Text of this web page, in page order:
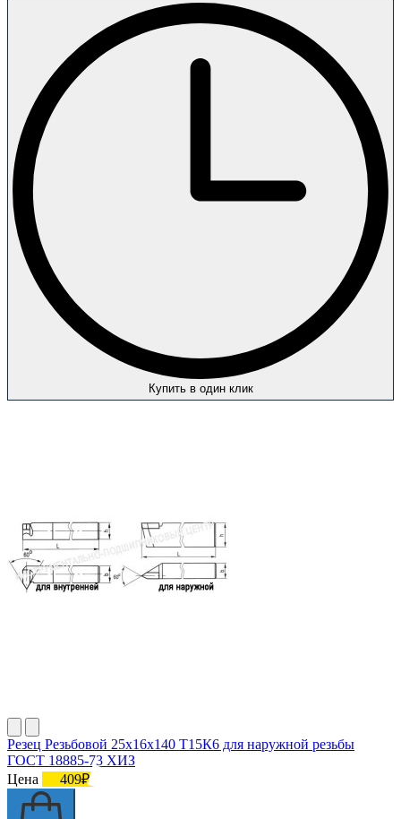
Купить в один клик
Резец Резьбовой 25х16х140 Т15К6 для наружной резьбы
ГОСТ 18885-73 ХИЗ
Цена
409₽